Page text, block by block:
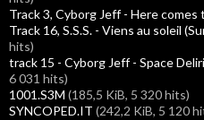
Track 3, Cyborg Jeff - Here comes
Track 16, S.S.S. - Viens au soleil
hits)
track 15 - Cyborg Jeff - Space
6 031 hits)
1001.S3M (185,5 KiB, 5 320 hits)
SYNCOPED.IT (242,2 KiB, 5 120